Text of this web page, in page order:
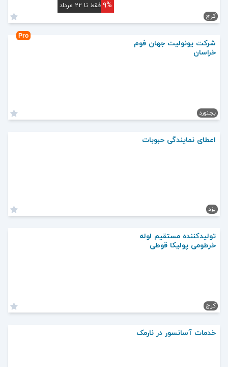
۹% فقط تا ۲۲ مرداد
کرج
Pro
شرکت یونولیت جهان فوم
خراسان
بجنورد
اعطای نمایندگی حبوبات
یزد
تولیدکننده مستقیم لوله
خرطومی پولیکا قوطی
کرج
خدمات آسانسور در نارمک